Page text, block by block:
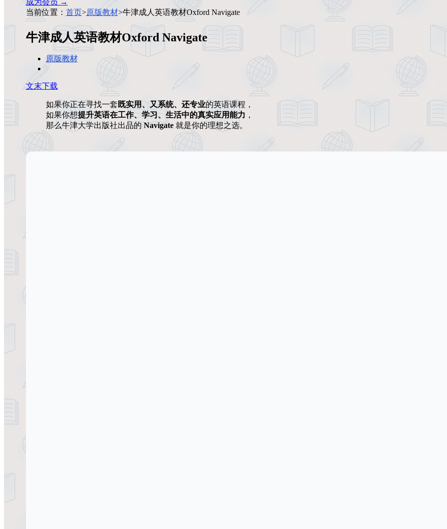
成为会员 →
当前位置： 首页>原版教材>牛津成人英语教材Oxford Navigate
牛津成人英语教材Oxford Navigate
原版教材
文末下载
如果你正在寻找一套 既实用、又系统、还专业的英语课程，
如果你想提升英语在工作、学习、生活中的真实应用能力 ，
那么牛津大学出版社出品的Navigate就是你的理想之选。